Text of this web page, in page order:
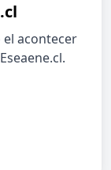
acontecer